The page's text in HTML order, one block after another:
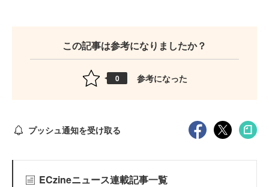
この記事は参考になりましたか？
0 参考になった
プッシュ通知を受け取る
ECzineニュース連載記事一覧